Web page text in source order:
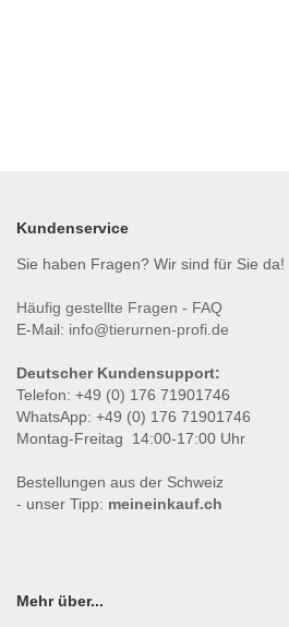
Kundenservice
Sie haben Fragen? Wir sind für Sie da!
Häufig gestellte Fragen - FAQ
E-Mail: info@tierurnen-profi.de
Deutscher Kundensupport:
Telefon: +49 (0) 176 71901746
WhatsApp: +49 (0) 176 71901746
Montag-Freitag 14:00-17:00 Uhr
Bestellungen aus der Schweiz
- unser Tipp: meineinkauf.ch
Mehr über...